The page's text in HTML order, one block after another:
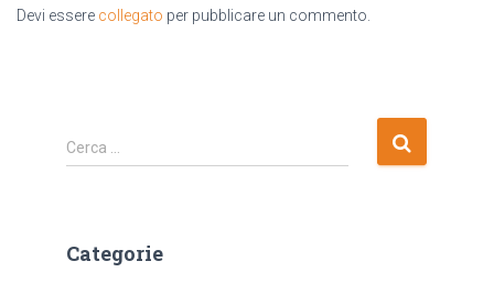
Devi essere collegato per pubblicare un commento.
R
i
c
Cerca …
Categorie